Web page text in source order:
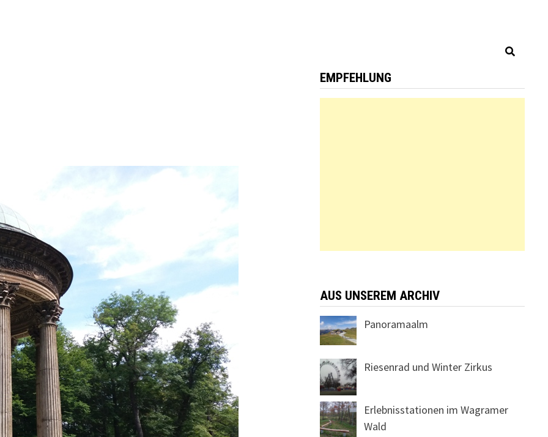
EMPFEHLUNG
AUS UNSEREM ARCHIV
Panoramaalm
Riesenrad und Winter Zirkus
Erlebnisstationen im Wagramer
Wald